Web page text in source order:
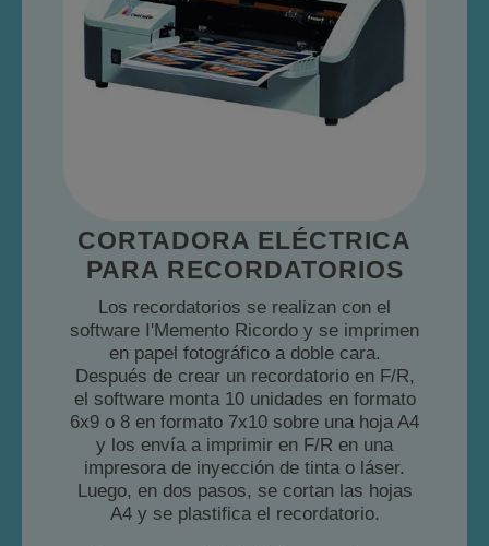
CORTADORA ELÉCTRICA
PARA RECORDATORIOS
Los recordatorios se realizan con el
software I'Memento Ricordo y se imprimen
en papel fotográfico a doble cara.
Después de crear un recordatorio en F/R,
el software monta 10 unidades en formato
6x9 o 8 en formato 7x10 sobre una hoja A4
y los envía a imprimir en F/R en una
impresora de inyección de tinta o láser.
Luego, en dos pasos, se cortan las hojas
A4 y se plastifica el recordatorio.